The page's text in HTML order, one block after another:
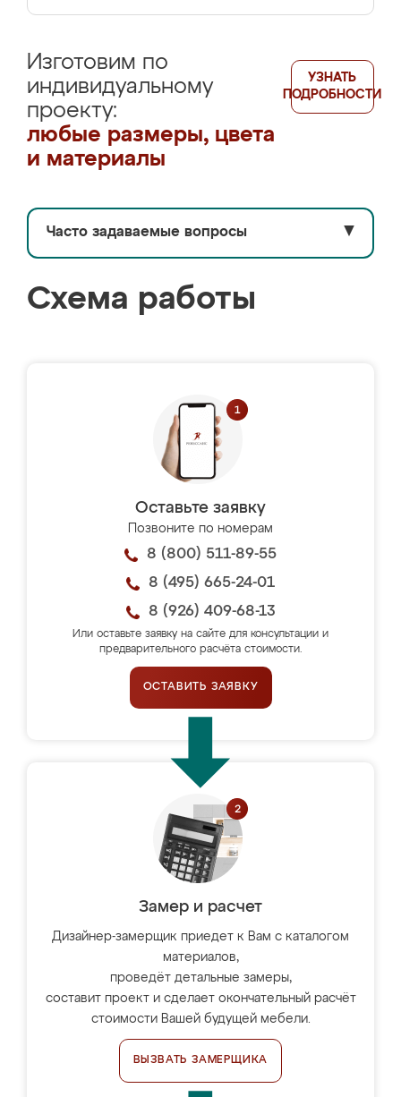
Изготовим по
индивидуальному
проекту:
любые размеры, цвета
и материалы
УЗНАТЬ
ПОДРОБНОСТИ
Часто задаваемые вопросы ▼
Схема работы
Оставьте заявку
Позвоните по номерам
8 (800) 511-89-55
8 (495) 665-24-01
8 (926) 409-68-13
Или оставьте заявку на сайте для консультации и
предварительного расчёта стоимости.
ОСТАВИТЬ ЗАЯВКУ
Замер и расчет
Дизайнер-замерщик приедет к Вам с каталогом
материалов,
проведёт детальные замеры,
составит проект и сделает окончательный расчёт
стоимости Вашей будущей мебели.
ВЫЗВАТЬ ЗАМЕРЩИКА